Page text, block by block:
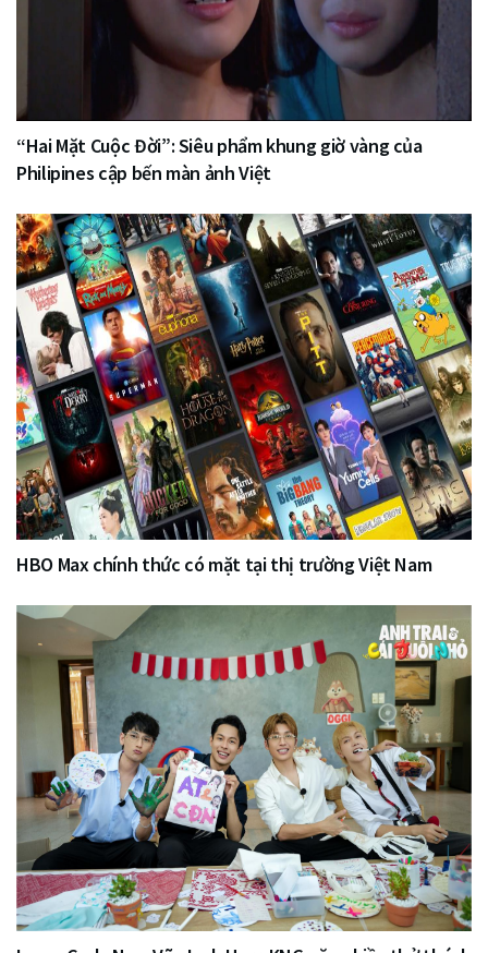
“Hai Mặt Cuộc Đời”: Siêu phẩm khung giờ vàng của
Philipines cập bến màn ảnh Việt
HBO Max chính thức có mặt tại thị trường Việt Nam